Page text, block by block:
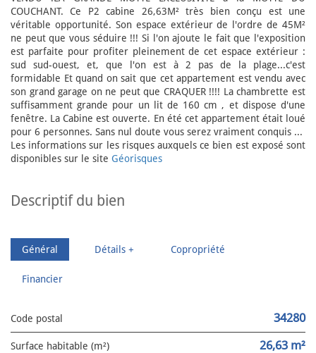
COUCHANT. Ce P2 cabine 26,63M² très bien conçu est une
véritable opportunité. Son espace extérieur de l'ordre de 45M²
ne peut que vous séduire !!! Si l'on ajoute le fait que l'exposition
est parfaite pour profiter pleinement de cet espace extérieur :
sud sud-ouest, et, que l'on est à 2 pas de la plage...c'est
formidable Et quand on sait que cet appartement est vendu avec
son grand garage on ne peut que CRAQUER !!!! La chambrette est
suffisamment grande pour un lit de 160 cm , et dispose d'une
fenêtre. La Cabine est ouverte. En été cet appartement était loué
pour 6 personnes. Sans nul doute vous serez vraiment conquis ...
Les informations sur les risques auxquels ce bien est exposé sont
disponibles sur le site Géorisques
descriptif du bien
Général Détails + Copropriété
Financier
Code postal 34280
Surface habitable (m²) 26,63 m²